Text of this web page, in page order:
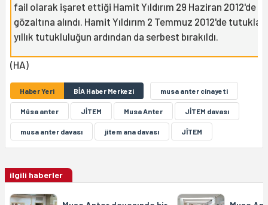
fail olarak işaret ettiği Hamit Yıldırım 29 Haziran 2012'de
gözaltına alındı. Hamit Yıldırım 2 Temmuz 2012'de
yıllık tutukluluğun ardından da serbest bırakıldı.
(HA)
Haber Yeri BİA Haber Merkezi musa anter cinayeti
Mûsa anter JİTEM Musa Anter JİTEM davası
musa anter davası jitem ana davası JÎTEM
ilgili haberler